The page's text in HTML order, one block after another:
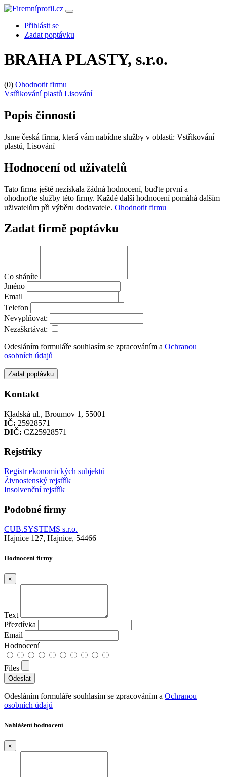
Přihlásit se
Zadat poptávku
BRAHA PLASTY, s.r.o.
(0) Ohodnotit firmu
Vstřikování plastů Lisování
Popis činnosti
Jsme česká firma, která vám nabídne služby v oblasti: Vstřikování
plastů, Lisování
Hodnocení od uživatelů
Tato firma ještě nezískala žádná hodnocení, buďte první a
ohodnoťte služby této firmy. Každé další hodnocení pomáhá dalším
uživatelům při výběru dodavatele. Ohodnotit firmu
Zadat firmě poptávku
Co sháníte
Jméno
Email
Telefon
Nevyplňovat:
Nezaškrtávat:
Odesláním formuláře souhlasím se zpracováním a Ochranou
osobních údajů
Zadat poptávku
Kontakt
Kladská ul., Broumov 1, 55001
IČ: 25928571
DIČ: CZ25928571
Rejstříky
Registr ekonomických subjektů
Živnostenský rejstřík
Insolvenční rejstřík
Podobné firmy
CUB.SYSTEMS s.r.o.
Hajnice 127, Hajnice, 54466
Hodnocení firmy
×
Text
Přezdívka
Email
Hodnocení
Files
Odesláním formuláře souhlasím se zpracováním a Ochranou
osobních údajů
Nahlášení hodnocení
×